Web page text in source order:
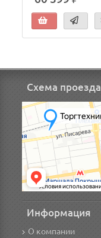
Схема проезда
Информация
О компании